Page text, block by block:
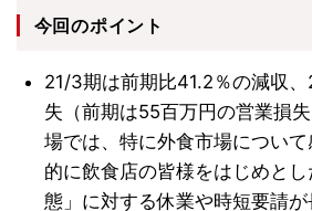
今回のポイント
21/3期は前期比41.2％の減収
失（前期は55百万円の営業損
場では、特に外食市場につい
的に飲食店の皆様をはじめと
態」に対する休業や時短要請